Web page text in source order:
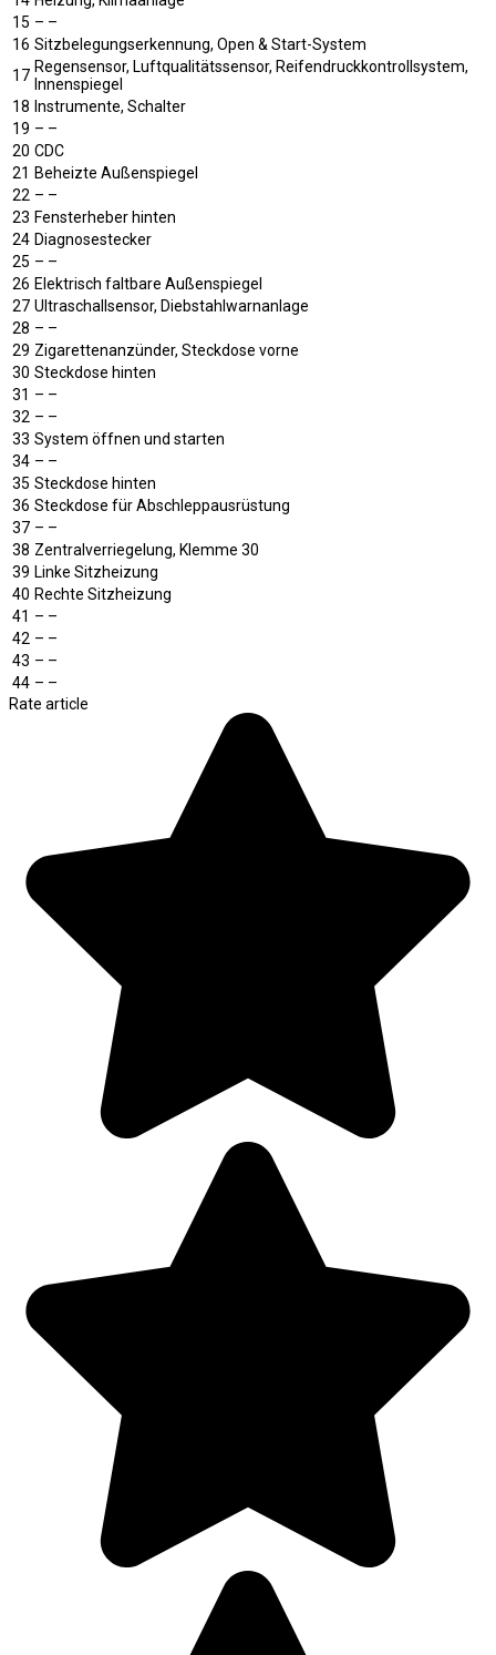
15 – –
16 Sitzbelegungserkennung, Open & Start-System
17 Regensensor, Luftqualitätssensor, Reifendruckkontrollsystem,
Innenspiegel
18 Instrumente, Schalter
19 – –
20 CDC
21 Beheizte Außenspiegel
22 – –
23 Fensterheber hinten
24 Diagnosestecker
25 – –
26 Elektrisch faltbare Außenspiegel
27 Ultraschallsensor, Diebstahlwarnanlage
28 – –
29 Zigarettenanzünder, Steckdose vorne
30 Steckdose hinten
31 – –
32 – –
33 System öffnen und starten
34 – –
35 Steckdose hinten
36 Steckdose für Abschleppausrüstung
37 – –
38 Zentralverriegelung, Klemme 30
39 Linke Sitzheizung
40 Rechte Sitzheizung
41 – –
42 – –
43 – –
44 – –
Rate article